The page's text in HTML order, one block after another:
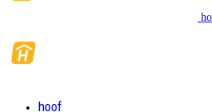
hoof